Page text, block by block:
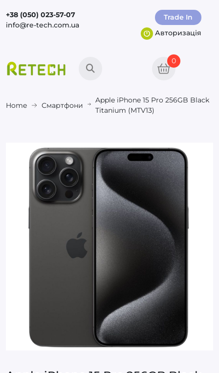
+38 (050) 023-57-07
info@re-tech.com.ua
Trade In
Авторизація
0
Home Смартфони
Apple iPhone 15 Pro 256GB Black
Titanium (MTV13)